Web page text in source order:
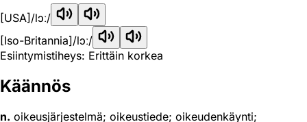
[USA] /lɔː/
[Iso-Britannia]/lɔː/
Esiintymistiheys: Erittäin korkea
Käännös
n. oikeusjärjestelmä; oikeustiede; oikeudenkäynti;